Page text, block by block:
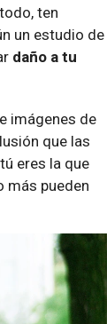
ten
un estudio de
daño a tu
imágenes de
que las
eres la que
más pueden